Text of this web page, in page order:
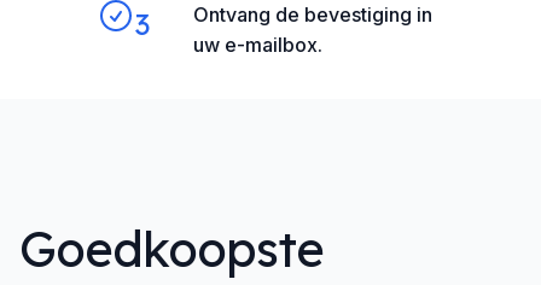
3
Ontvang de bevestiging in
uw e-mailbox.
Goedkoopste